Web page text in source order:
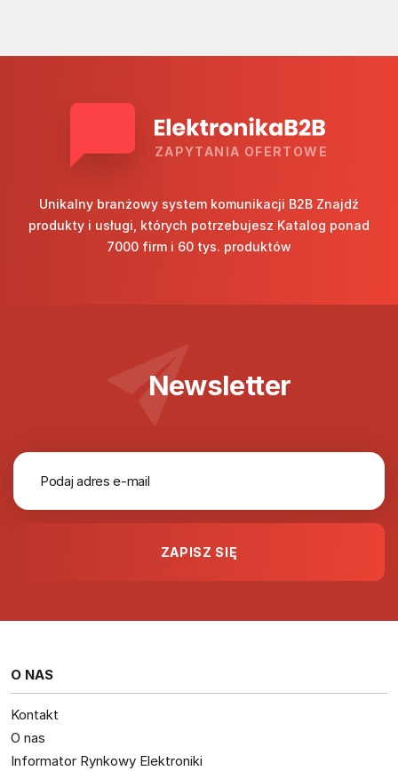
ZAPYTANIA OFERTOWE
Unikalny branżowy system komunikacji B2B Znajdź
produkty i usługi, których potrzebujesz Katalog ponad
7000 firm i 60 tys. produktów
Newsletter
O NAS
Kontakt
O nas
Informator Rynkowy Elektroniki